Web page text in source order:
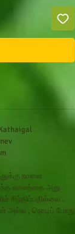
நாளை
காலத்தை அது
சிந்திப்பதில்லை .
அல்ல , நொடிப் போது